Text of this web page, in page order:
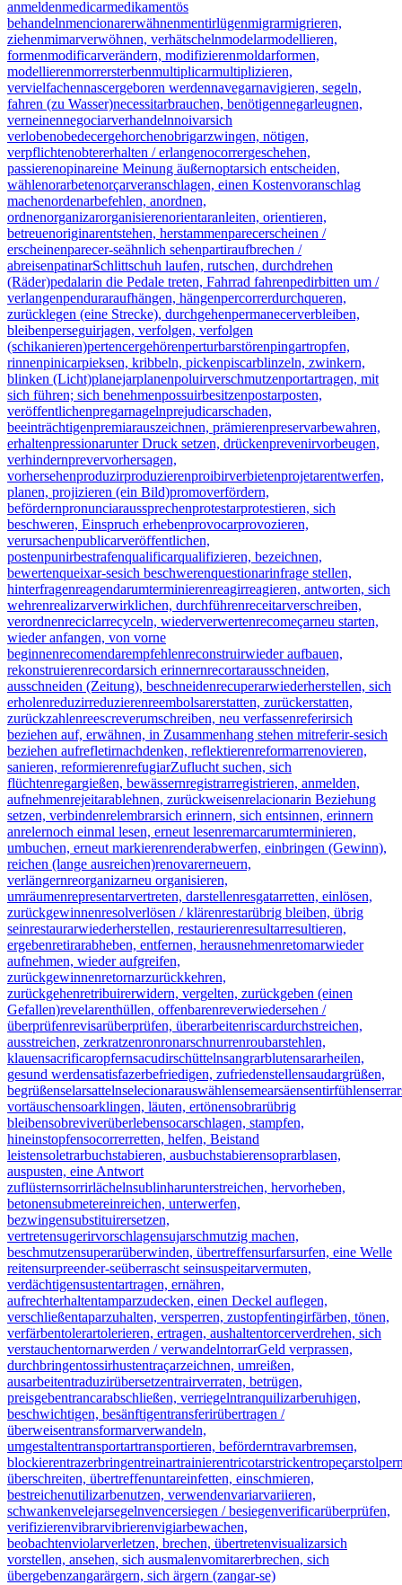
anmeldenmedicarmedikamentös
behandelnmencionarerwähnenmentirlügenmigrarmigrieren,
ziehenmimarverwöhnen, verhätschelnmodelarmodellieren,
formenmodificarverändern, modifizierenmoldarformen,
modellierenmorrersterbenmultiplicarmultiplizieren,
vervielfachennascergeboren werdennavegarnavigieren, segeln,
fahren (zu Wasser)necessitarbrauchen, benötigennegarleugnen,
verneinennegociarverhandelnnoivarsich
verlobenobedecergehorchenobrigarzwingen, nötigen,
verpflichtenobtererhalten / erlangenocorrergeschehen,
passierenopinareine Meinung äußernoptarsich entscheiden,
wählenorarbetenorçarveranschlagen, einen Kostenvoranschlag
machenordenarbefehlen, anordnen,
ordnenorganizarorganisierenorientaranleiten, orientieren,
betreuenoriginarentstehen, herstammenparecerscheinen /
erscheinenparecer-seähnlich sehenpartiraufbrechen /
abreisenpatinarSchlittschuh laufen, rutschen, durchdrehen
(Räder)pedalarin die Pedale treten, Fahrrad fahrenpedirbitten um /
verlangenpenduraraufhängen, hängenpercorrerdurchqueren,
zurücklegen (eine Strecke), durchgehenpermanecerverbleiben,
bleibenperseguirjagen, verfolgen, verfolgen
(schikanieren)pertencergehörenperturbarstörenpingartropfen,
rinnenpinicarpieksen, kribbeln, pickenpiscarblinzeln, zwinkern,
blinken (Licht)planejarplanenpoluirverschmutzenportartragen, mit
sich führen; sich benehmenpossuirbesitzenpostarposten,
veröffentlichenpregarnagelnprejudicarschaden,
beeinträchtigenpremiarauszeichnen, prämierenpreservarbewahren,
erhaltenpressionarunter Druck setzen, drückenprevenirvorbeugen,
verhindernprevervorhersagen,
vorhersehenproduzirproduzierenproibirverbietenprojetarentwerfen,
planen, projizieren (ein Bild)promoverfördern,
befördernpronunciaraussprechenprotestarprotestieren, sich
beschweren, Einspruch erhebenprovocarprovozieren,
verursachenpublicarveröffentlichen,
postenpunirbestrafenqualificarqualifizieren, bezeichnen,
bewertenqueixar-sesich beschwerenquestionarinfrage stellen,
hinterfragenreagendarumterminierenreagirreagieren, antworten, sich
wehrenrealizarverwirklichen, durchführenreceitarverschreiben,
verordnenreciclarrecyceln, wiederverwertenrecomeçarneu starten,
wieder anfangen, von vorne
beginnenrecomendarempfehlenreconstruirwieder aufbauen,
rekonstruierenrecordarsich erinnernrecortarausschneiden,
ausschneiden (Zeitung), beschneidenrecuperarwiederherstellen, sich
erholenreduzirreduzierenreembolsarerstatten, zurückerstatten,
zurückzahlenreescreverumschreiben, neu verfassenreferirsich
beziehen auf, erwähnen, in Zusammenhang stehen mitreferir-sesich
beziehen aufrefletirnachdenken, reflektierenreformarrenovieren,
sanieren, reformierenrefugiarZuflucht suchen, sich
flüchtenregargießen, bewässernregistrarregistrieren, anmelden,
aufnehmenrejeitarablehnen, zurückweisenrelacionarin Beziehung
setzen, verbindenrelembrarsich erinnern, sich entsinnen, erinnern
anrelernoch einmal lesen, erneut lesenremarcarumterminieren,
umbuchen, erneut markierenrenderabwerfen, einbringen (Gewinn),
reichen (lange ausreichen)renovarerneuern,
verlängernreorganizarneu organisieren,
umräumenrepresentarvertreten, darstellenresgatarretten, einlösen,
zurückgewinnenresolverlösen / klärenrestarübrig bleiben, übrig
seinrestaurarwiederherstellen, restaurierenresultarresultieren,
ergebenretirarabheben, entfernen, herausnehmenretomarwieder
aufnehmen, wieder aufgreifen,
zurückgewinnenretornarzurückkehren,
zurückgehenretribuirerwidern, vergelten, zurückgeben (einen
Gefallen)revelarenthüllen, offenbarenreverwiedersehen /
überprüfenrevisarüberprüfen, überarbeitenriscardurchstreichen,
ausstreichen, zerkratzenronronarschnurrenroubarstehlen,
klauensacrificaropfernsacudirschüttelnsangrarblutensararheilen,
gesund werdensatisfazerbefriedigen, zufriedenstellensaudargrüßen,
begrüßenselarsattelnselecionarauswählensemearsäensentirfühlenserrar
vortäuschensoarklingen, läuten, ertönensobrarübrig
bleibensobreviverüberlebensocarschlagen, stampfen,
hineinstopfensocorrerretten, helfen, Beistand
leistensoletrarbuchstabieren, ausbuchstabierensoprarblasen,
auspusten, eine Antwort
zuflüsternsorrirlächelnsublinharunterstreichen, hervorheben,
betonensubmetereinreichen, unterwerfen,
bezwingensubstituirersetzen,
vertretensugerirvorschlagensujarschmutzig machen,
beschmutzensuperarüberwinden, übertreffensurfarsurfen, eine Welle
reitensurpreender-seüberrascht seinsuspeitarvermuten,
verdächtigensustentartragen, ernähren,
aufrechterhaltentamparzudecken, einen Deckel auflegen,
verschließentaparzuhalten, versperren, zustopfentingirfärben, tönen,
verfärbentolerartolerieren, ertragen, aushaltentorcerverdrehen, sich
verstauchentornarwerden / verwandelntorrarGeld verprassen,
durchbringentossirhustentraçarzeichnen, umreißen,
ausarbeitentraduzirübersetzentrairverraten, betrügen,
preisgebentrancarabschließen, verriegelntranquilizarberuhigen,
beschwichtigen, besänftigentransferirübertragen /
überweisentransformarverwandeln,
umgestaltentransportartransportieren, beförderntravarbremsen,
blockierentrazerbringentreinartrainierentricotarstrickentropeçar
überschreiten, übertreffenuntareinfetten, einschmieren,
bestreichenutilizarbenutzen, verwendenvariarvariieren,
schwankenvelejarsegelnvencersiegen / besiegenverificarüberprüfen,
verifizierenvibrarvibrierenvigiarbewachen,
beobachtenviolarverletzen, brechen, übertretenvisualizarsich
vorstellen, ansehen, sich ausmalenvomitarerbrechen, sich
übergebenzangarärgern, sich ärgern (zangar-se)